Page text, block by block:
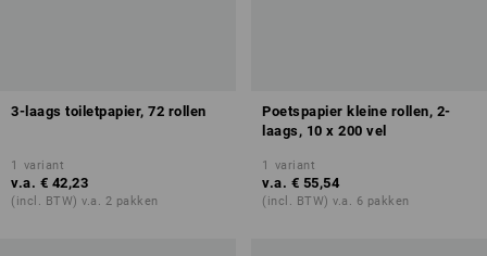
3-laags toiletpapier, 72 rollen
1 variant
v.a. € 42,23
(incl. BTW) v.a. 2 pakken
Poetspapier kleine rollen, 2-
laags, 10 x 200 vel
1 variant
v.a. € 55,54
(incl. BTW) v.a. 6 pakken